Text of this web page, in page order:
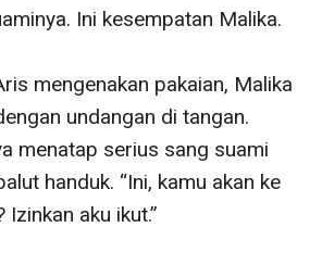
Ini kesempatan Malika.
mengenakan pakaian, Malika
undangan di tangan.
menatap serius sang suami
handuk. “Ini, kamu akan ke
aku ikut.”